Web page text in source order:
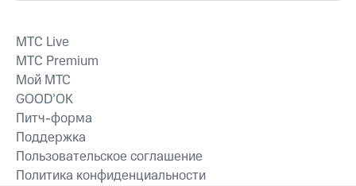
MTС Live
MTС Premium
Мой МТС
GOOD’OK
Питч-форма
Поддержка
Пользовательское соглашение
Политика конфиденциальности